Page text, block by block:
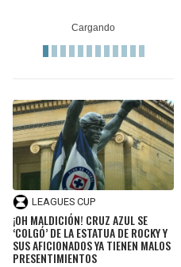
LEAGUES CUP
¡OH MALDICIÓN! CRUZ AZUL SE
‘COLGÓ’ DE LA ESTATUA DE ROCKY Y
SUS AFICIONADOS YA TIENEN MALOS
PRESENTIMIENTOS